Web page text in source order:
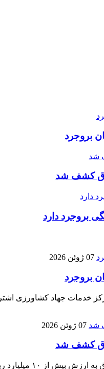
بروجرد
بروجرد دارد
07 ژوئن 2026
بروجرد
خدمات جهاد کشاورزی
07 ژوئن 2026